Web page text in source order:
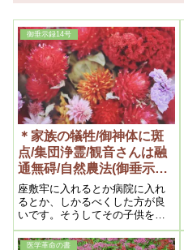
御垂示録14号
＊家族の犠牲/御神体に斑
点/集団浄霊/観音さんは融
通無碍/自然農法(御垂示録
14号 昭和27年10月1日⑤)
座敷牢に入れるとか病院に入れ
るとか、しかるべくした方が良
いです。そうしてその子供を一
人犠牲にするという肚になる事
です。
医学革命の書